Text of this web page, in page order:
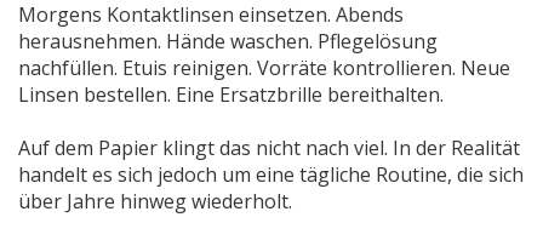
Morgens Kontaktlinsen einsetzen. Abends
herausnehmen. Hände waschen. Pflegelösung
nachfüllen. Etuis reinigen. Vorräte kontrollieren. Neue
Linsen bestellen. Eine Ersatzbrille bereithalten.
Auf dem Papier klingt das nicht nach viel. In der Realität
handelt es sich jedoch um eine tägliche Routine, die sich
über Jahre hinweg wiederholt.